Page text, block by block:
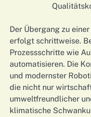
Der Übergang zu
erfolgt schrittweise.
Prozessschritte wie
automatisieren. Die
und modernster
die nicht nur
umweltfreundlicher
klimatische